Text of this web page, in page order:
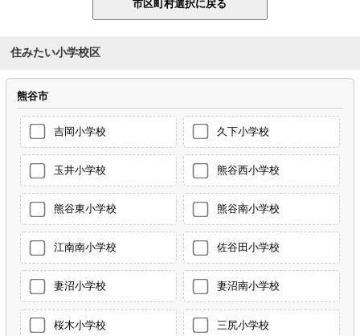
住みたい小学校区
熊谷市
吉岡小学校 久下小学校
玉井小学校 熊谷西小学校
熊谷東小学校 熊谷南小学校
江南南小学校 佐谷田小学校
妻沼小学校 妻沼南小学校
桜木小学校 三尻小学校